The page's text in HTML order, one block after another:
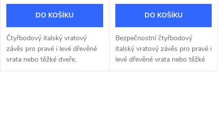
DO KOŠÍKU
Čtyřbodový italský vratový
závěs pro pravé i levé dřevěné
vrata nebo těžké dveře,
seřiditelný ve třech směrech.
DO KOŠÍKU
Bezpečnostní čtyřbodový
italský vratový závěs pro pravé i
levé dřevěné vrata nebo těžké
dveře, seřiditelný ve třech